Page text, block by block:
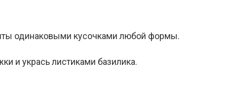
одинаковыми кусочками любой формы.
и укрась листиками базилика.